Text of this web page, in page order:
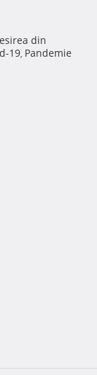
din
19, Pandemie